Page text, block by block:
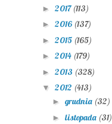
► 2017(113)
► 2016 (137)
► 2015 (165)
► 2014 (179)
► 2013 (328)
▼ 2012 (413)
► grudnia (32)
► listopada (31)